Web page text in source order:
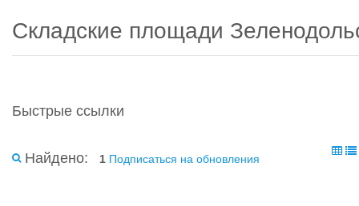
Складские площади
Быстрые ссылки
Найдено: 1 Подписаться на обновления